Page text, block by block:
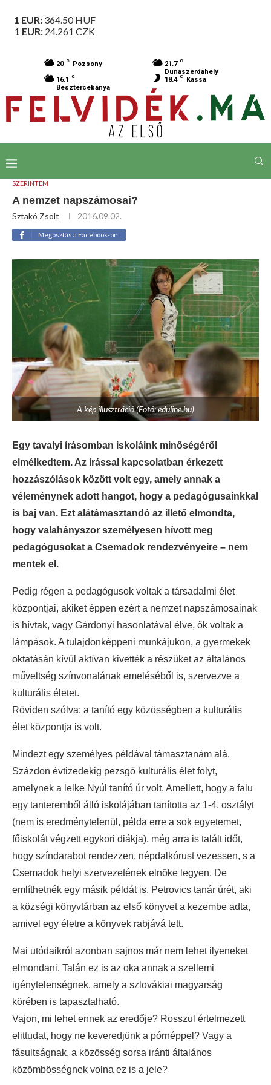
1 EUR: 364.50HUF
1 EUR: 24.261 CZK
20 C Pozsony 21.7 C
Dunaszerdahely
16.1 C
Besztercebánya
18.4 C Kassa
SZERINTEM
A nemzet napszámosai?
Sztakó Zsolt 2016.09.02.
Megosztás a Facebook-on
A kép illusztráció (Fotó: eduline.hu)
Egy tavalyi írásomban iskoláink minőségéről
elmélkedtem. Az írással kapcsolatban érkezett
hozzászólások között volt egy, amely annak a
véleménynek adott hangot, hogy a pedagógusainkkal
is baj van. Ezt alátámasztandó az illető elmondta,
hogy valahányszor személyesen hívott meg
pedagógusokat a Csemadok rendezvényeire – nem
mentek el.
Pedig régen a pedagógusok voltak a társadalmi élet
központjai, akiket éppen ezért a nemzet napszámosainak
is hívtak, vagy Gárdonyi hasonlatával élve, ők voltak a
lámpások. A tulajdonképpeni munkájukon, a gyermekek
oktatásán kívül aktívan kivették a részüket az általános
műveltség színvonalának emeléséből is, szervezve a
kulturális életet.
Röviden szólva: a tanító egy közösségben a kulturális
élet központja is volt.
Mindezt egy személyes példával támasztanám alá.
Százdon évtizedekig pezsgő kulturális élet folyt,
amelynek a lelke Nyúl tanító úr volt. Amellett, hogy a falu
egy tanteremből álló iskolájában tanította az 1-4. osztályt
(nem is eredménytelenül, példa erre a sok egyetemet,
főiskolát végzett egykori diákja), még arra is talált időt,
hogy színdarabot rendezzen, népdalkórust vezessen, s a
Csemadok helyi szervezetének elnöke legyen. De
említhetnék egy másik példát is. Petrovics tanár úrét, aki
a községi könyvtárban az első könyvet a kezembe adta,
amivel egy életre a könyvek rabjává tett.
Mai utódaikról azonban sajnos már nem lehet ilyeneket
elmondani. Talán ez is az oka annak a szellemi
igénytelenségnek, amely a szlovákiai magyarság
körében is tapasztalható.
Vajon, mi lehet ennek az eredője? Rosszul értelmezett
elittudat, hogy ne keveredjünk a pórnéppel? Vagy a
fásultságnak, a közösség sorsa iránti általános
közömbösségnek volna ez is a jele?